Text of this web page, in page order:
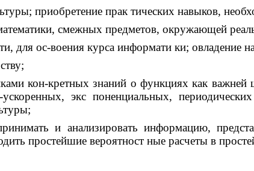
приобретение прак тических навыков,
смежных предметов, окружающей
для ос-воения курса информати ки;
кон-кретных знаний о функциях как
ускоренных, экс поненциальных,
и анализировать информацию,
простейшие вероятност ные расчеты в